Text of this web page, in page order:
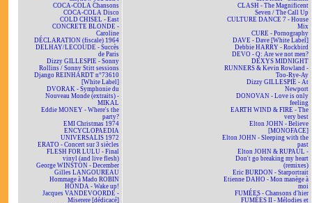
COCA-COLA Chansons
COCA-COLA Disco
COLD CHISEL - East
CONCRETE BLONDE -
Caroline
DÉCLARATION (fiscale) 1964
DELHAY/LECOUDE - Succès
de Paris
Dizzy GILLESPIE - Sonny
Rollins / Sonny Stitt sessions
Django REINHARDT n°73610
[White Label]
DVORAK - Symphonie du
Nouveau Monde (extraits) -
MIKAL
Eddie MONEY - Where's the
party?
EMI Christmas 1974
ENCYCLOPAEDIA
UNIVERSALIS 1972
ERATO - Concert sur 3 siècles
FLESH FOR LULU - Final
vinyl (and live flesh)
George WINSTON - December
Gilles LANGOUREAU
Hommage à Mado ROBIN
HONDA - Wake up!
Jacques VANDEVOORDE -
Miserere [dédicacé]
CLASH - The Magnificent
Seven / The Call Up
CULTURE DANCE 7 - House
Mix
CURE - Pornography
DAVE - Dave [White Label]
Debbie HARRY - Rockbird
DEVO - Q: Are we not men?
DEXYS MIDNIGHT
RUNNERS & Kevin Rowland -
Too-Rye-Ay
Dizzy GILLESPIE - At
Newport
DONOVAN - Love is only
feeling
EARTH WIND & FIRE - The
very best
Elton JOHN - Believe
[MONOFACE]
Elton JOHN - Sleeping with the
past
Elton JOHN & RUPAUL -
Don't go breaking my heart
(remixes)
Eric BURDON - Starportrait
Etienne DAHO - Mon manège à
moi
FUMÉES - Chansons d'hier
FUMÉES II - Mélodies et